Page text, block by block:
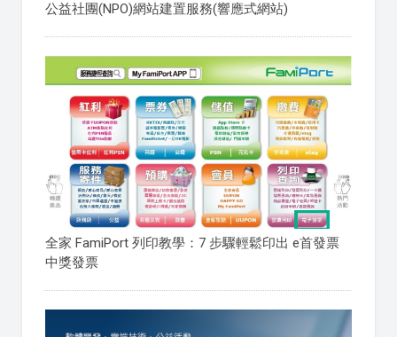
公益社團(NPO)網站建置服務(響應式網站)
全家 FamiPort 列印教學：7 步驟輕鬆印出 e首發票
中獎發票